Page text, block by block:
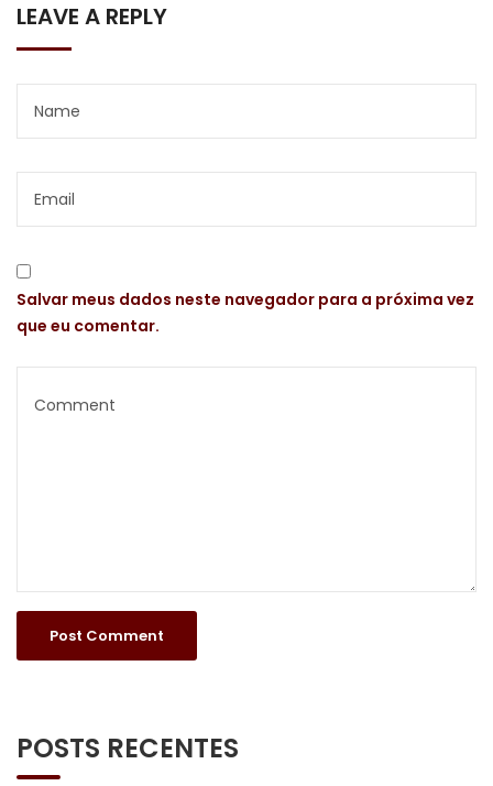
LEAVE A REPLY
Salvar meus dados neste navegador para a próxima vez
que eu comentar.
POSTS RECENTES